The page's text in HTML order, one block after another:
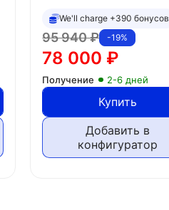
We'll charge +390 бонусов
-19%
95 940₽
78 000 ₽
Получение 2-6 дней
Купить
Добавить в
конфигуратор